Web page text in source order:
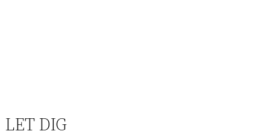
LET DIG